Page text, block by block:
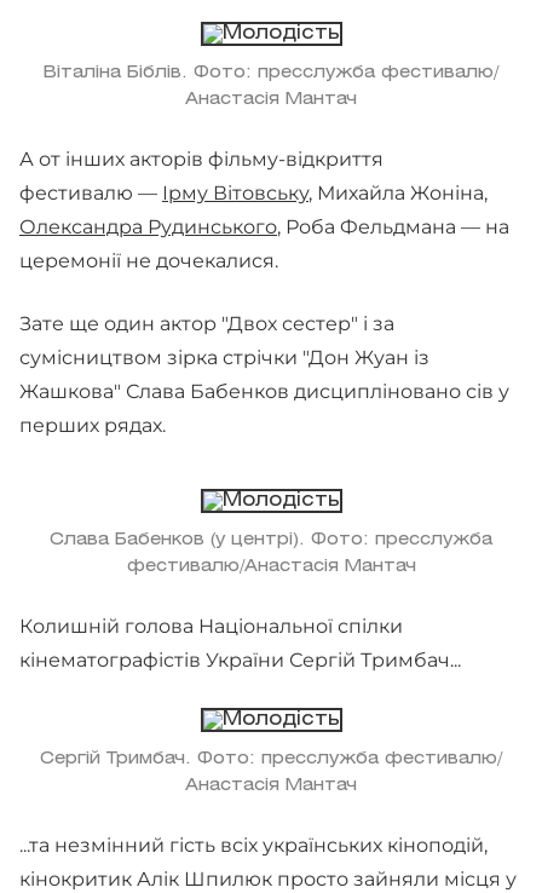
Віталіна Біблів. Фото: пресслужба фестивалю/
Анастасія Мантач
А от інших акторів фільму-відкриття
фестивалю — Ірму Вітовську, Михайла Жоніна,
Олександра Рудинського, Роба Фельдмана — на
церемонії не дочекалися.
Зате ще один актор "Двох сестер" і за
сумісництвом зірка стрічки "Дон Жуан із
Жашкова" Слава Бабенков дисципліновано сів у
перших рядах.
Слава Бабенков (у центрі). Фото: пресслужба
фестивалю/Анастасія Мантач
Колишній голова Національної спілки
кінематографістів України Сергій Тримбач...
Сергій Тримбач. Фото: пресслужба фестивалю/
Анастасія Мантач
...та незмінний гість всіх українських кіноподій,
кінокритик Алік Шпилюк просто зайняли місця у